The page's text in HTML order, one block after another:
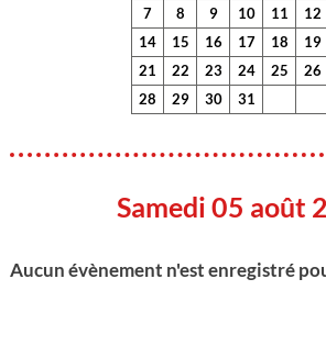
7
8 9 10 11 12
14
15 16 17 18 19
21
22 23 24 25 26
28
29 30 31
Samedi 05 août
Aucun évènement n'est enregistré